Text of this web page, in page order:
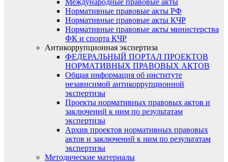
Международные правовые акты
Нормативные правовые акты РФ
Нормативные правовые акты КЧР
Нормативные правовые акты министерства
ФК и спорта КЧР
Антикоррупционная экспертиза
ФЕДЕРАЛЬНЫЙ ПОРТАЛ ПРОЕКТОВ
НОРМАТИВНЫХ ПРАВОВЫХ АКТОВ
Общая информация об институте
независимой антикоррупционной
экспертизы
Проекты нормативных правовых актов и
заключений к ним по результатам
экспертизы
Архив проектов нормативных правовых
актов и заключений к ним по результатам
экспертизы
Методические материалы